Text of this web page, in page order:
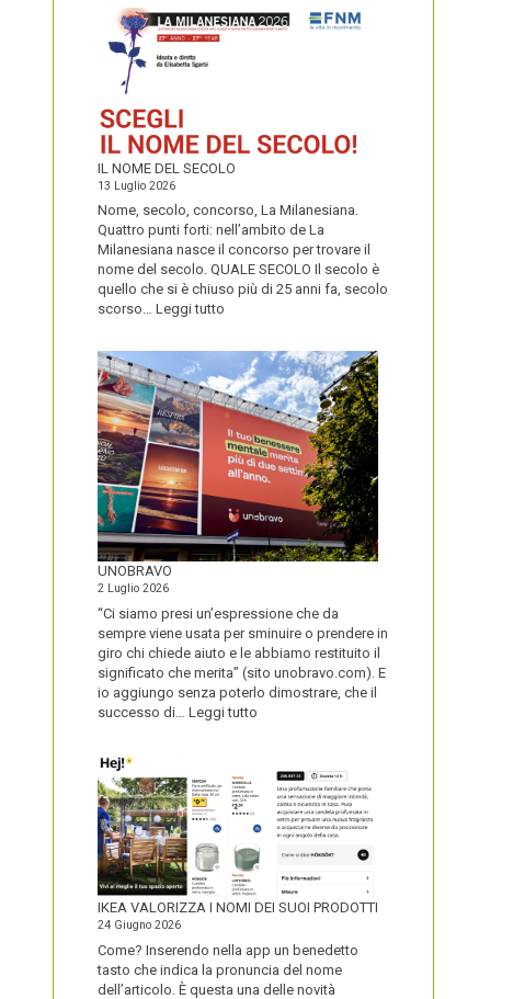
IL NOME DEL SECOLO
13 Luglio 2026
Nome, secolo, concorso, La Milanesiana.
Quattro punti forti: nell’ambito de La
Milanesiana nasce il concorso per trovare il
nome del secolo. QUALE SECOLO Il secolo è
quello che si è chiuso più di 25 anni fa, secolo
scorso… Leggi tutto
NOME
DEL
SECOLO
UNOBRAVO
2 Luglio 2026
“Ci siamo presi un’espressione che da
sempre viene usata per sminuire o prendere in
giro chi chiede aiuto e le abbiamo restituito il
significato che merita” (sito unobravo.com). E
io aggiungo senza poterlo dimostrare, che il
successo di… Leggi tutto
IKEA VALORIZZA I NOMI DEI SUOI PRODOTTI
24 Giugno 2026
Come? Inserendo nella app un benedetto
tasto che indica la pronuncia del nome
dell’articolo. È questa una delle novità